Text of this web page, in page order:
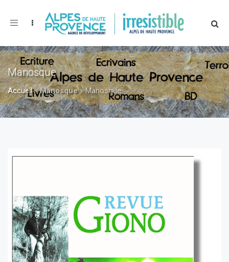
Toggle
Manosque
Accueil»Manosque»Manosque